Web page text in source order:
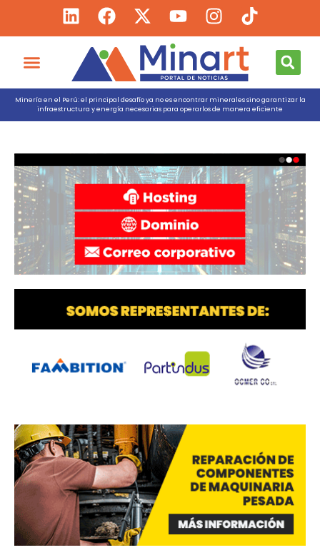
Minería en el Perú: el principal desafío ya no es encontrar minerales sino garantizar la
infraestructura y energía necesarias para operarlos de manera eficiente